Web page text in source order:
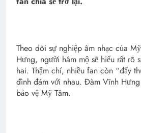
Theo dõi sự nghiệp âm nhạc của
Hưng, người hâm mộ sẽ hiểu rất rõ
hai. Thậm chí, nhiều fan còn “đẩy
đình đám với nhau. Đàm Vĩnh
bảo vệ Mỹ Tâm.